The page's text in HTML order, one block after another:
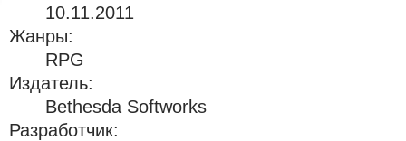
10.11.2011
Жанры:
RPG
Издатель:
Bethesda Softworks
Разработчик: